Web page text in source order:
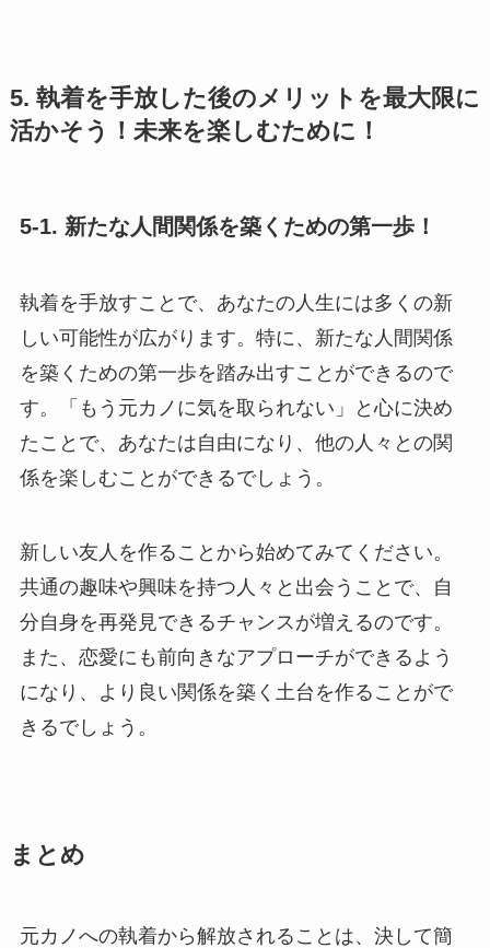
5. 執着を手放した後のメリットを最大限に
活かそう！未来を楽しむために！
5-1. 新たな人間関係を築くための第一歩！
執着を手放すことで、あなたの人生には多くの新
しい可能性が広がります。特に、新たな人間関係
を築くための第一歩を踏み出すことができるので
す。「もう元カノに気を取られない」と心に決め
たことで、あなたは自由になり、他の人々との関
係を楽しむことができるでしょう。
新しい友人を作ることから始めてみてください。
共通の趣味や興味を持つ人々と出会うことで、自
分自身を再発見できるチャンスが増えるのです。
また、恋愛にも前向きなアプローチができるよう
になり、より良い関係を築く土台を作ることがで
きるでしょう。
まとめ
元カノへの執着から解放されることは、決して簡